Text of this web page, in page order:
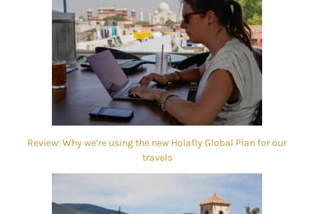
Review: Why we’re using the new Holafly Global Plan for our
travels